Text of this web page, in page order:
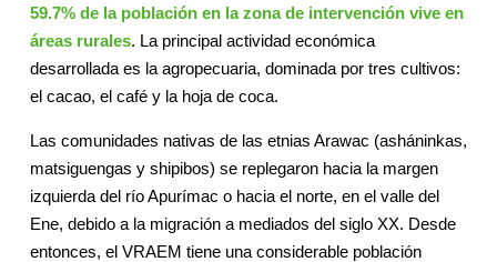
59.7% de la población en la zona de intervención vive en
áreas rurales. La principal actividad económica
desarrollada es la agropecuaria, dominada por tres cultivos:
el cacao, el café y la hoja de coca.
Las comunidades nativas de las etnias Arawac (asháninkas,
matsiguengas y shipibos) se replegaron hacia la margen
izquierda del río Apurímac o hacia el norte, en el valle del
Ene, debido a la migración a mediados del siglo XX. Desde
entonces, el VRAEM tiene una considerable población